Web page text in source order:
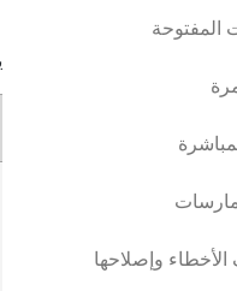
المفتوحة
وإصلاحها